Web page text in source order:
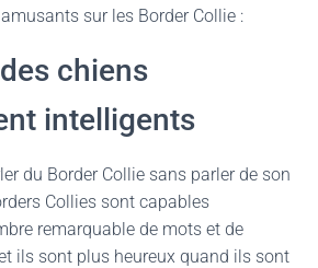
sur les Border Collie :
chiens
intelligents
du Border Collie sans parler de son
Collies sont capables
remarquable de mots et de
ils sont plus heureux quand ils sont